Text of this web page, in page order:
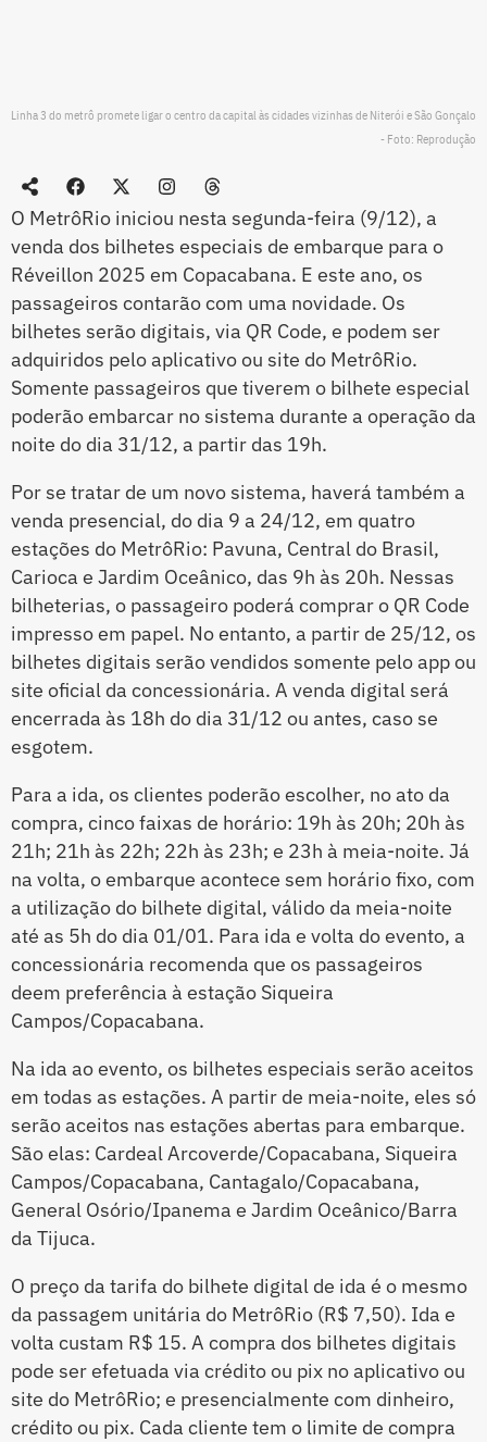
Linha 3 do metrô promete ligar o centro da capital às cidades vizinhas de Niterói e São Gonçalo
- Foto: Reprodução
O MetrôRio iniciou nesta segunda-feira (9/12), a
venda dos bilhetes especiais de embarque para o
Réveillon 2025 em Copacabana. E este ano, os
passageiros contarão com uma novidade. Os
bilhetes serão digitais, via QR Code, e podem ser
adquiridos pelo aplicativo ou site do MetrôRio.
Somente passageiros que tiverem o bilhete especial
poderão embarcar no sistema durante a operação da
noite do dia 31/12, a partir das 19h.
Por se tratar de um novo sistema, haverá também a
venda presencial, do dia 9 a 24/12, em quatro
estações do MetrôRio: Pavuna, Central do Brasil,
Carioca e Jardim Oceânico, das 9h às 20h. Nessas
bilheterias, o passageiro poderá comprar o QR Code
impresso em papel. No entanto, a partir de 25/12, os
bilhetes digitais serão vendidos somente pelo app ou
site oficial da concessionária. A venda digital será
encerrada às 18h do dia 31/12 ou antes, caso se
esgotem.
Para a ida, os clientes poderão escolher, no ato da
compra, cinco faixas de horário: 19h às 20h; 20h às
21h; 21h às 22h; 22h às 23h; e 23h à meia-noite. Já
na volta, o embarque acontece sem horário fixo, com
a utilização do bilhete digital, válido da meia-noite
até as 5h do dia 01/01. Para ida e volta do evento, a
concessionária recomenda que os passageiros
deem preferência à estação Siqueira
Campos/Copacabana.
Na ida ao evento, os bilhetes especiais serão aceitos
em todas as estações. A partir de meia-noite, eles só
serão aceitos nas estações abertas para embarque.
São elas: Cardeal Arcoverde/Copacabana, Siqueira
Campos/Copacabana, Cantagalo/Copacabana,
General Osório/Ipanema e Jardim Oceânico/Barra
da Tijuca.
O preço da tarifa do bilhete digital de ida é o mesmo
da passagem unitária do MetrôRio (R$ 7,50). Ida e
volta custam R$ 15. A compra dos bilhetes digitais
pode ser efetuada via crédito ou pix no aplicativo ou
site do MetrôRio; e presencialmente com dinheiro,
crédito ou pix. Cada cliente tem o limite de compra